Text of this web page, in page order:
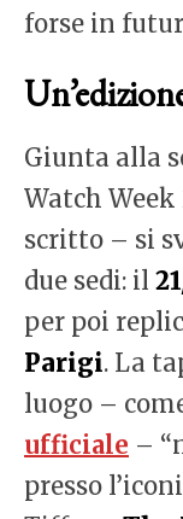
forse in
Giunta alla
Watch
scritto – si
due sedi: il
per poi
Parigi. La
luogo –
ufficiale –
presso